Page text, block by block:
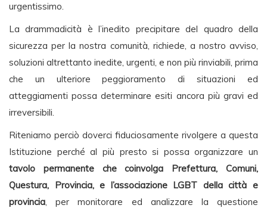
urgentissimo.
La drammadicità è l’inedito precipitare del quadro della
sicurezza per la nostra comunità, richiede, a nostro avviso,
soluzioni altrettanto inedite, urgenti, e non più rinviabili, prima
che un ulteriore peggioramento di situazioni ed
atteggiamenti possa determinare esiti ancora più gravi ed
irreversibili.
Riteniamo perciò doverci fiduciosamente rivolgere a questa
Istituzione perché al più presto si possa organizzare un
tavolo permanente che coinvolga Prefettura, Comuni,
Questura, Provincia, e l’associazione LGBT della città e
provincia, per monitorare ed analizzare la questione